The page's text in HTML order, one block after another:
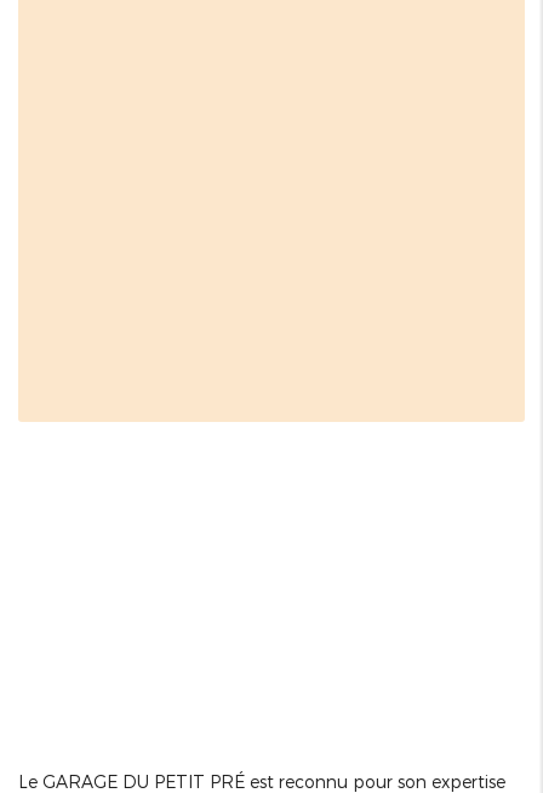
Le GARAGE DU PETIT PRÉ est reconnu pour son expertise